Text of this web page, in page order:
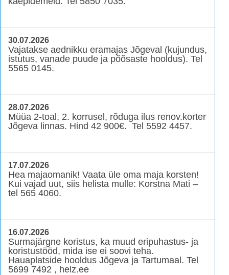
30.07.2026
Vajatakse aednikku eramajas Jõgeval (kujundus,
istutus, vanade puude ja põõsaste hooldus). Tel
5565 0145.
28.07.2026
Müüa 2-toal, 2. korrusel, rõduga ilus renov.korter
Jõgeva linnas. Hind 42 900€. Tel 5592 4457.
17.07.2026
Hea majaomanik! Vaata üle oma maja korsten!
Kui vajad uut, siis helista mulle: Korstna Mati –
tel 565 4060.
16.07.2026
Surmajärgne koristus, ka muud eripuhastus- ja
koristustööd, mida ise ei soovi teha.
Hauaplatside hooldus Jõgeva ja Tartumaal. Tel
5699 7492 , helz.ee